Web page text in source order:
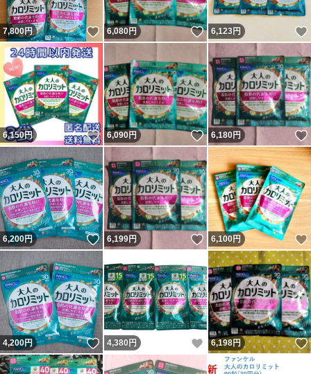
7,800円 いいね！
6,080円 いいね！
6,123円
6,150円 いいね！
6,090円 いいね！
6,180円
6,200円 いいね！
6,199円 いいね！
6,100円
4,200円 いいね！
4,380 円 いいね！
6,198円